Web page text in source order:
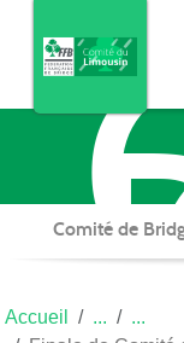
Comité de
Accueil